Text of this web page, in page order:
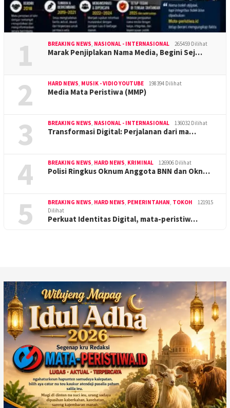
1 BREAKING NEWS, NASIONAL - INTERNASIONAL 265459 Dilihat
Marak Penjiplakan Nama Media, Begini Sej…
2 HARD NEWS, MUSIK - VIDIO YOUTUBE 198394 Dilihat
Media Mata Peristiwa (MMP)
3 BREAKING NEWS, NASIONAL - INTERNASIONAL 136032 Dilihat
Transformasi Digital: Perjalanan dari ma…
4 BREAKING NEWS, HARD NEWS, KRIMINAL 126906 Dilihat
Polisi Ringkus Oknum Anggota BNN dan Okn…
5 BREAKING NEWS, HARD NEWS, PEMERINTAHAN, TOKOH
121915
Dilihat
Perkuat Identitas Digital, mata-peristiw…